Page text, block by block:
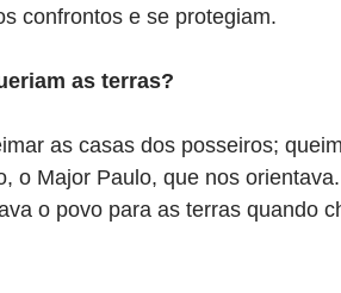
confrontos e se protegiam.
as terras?
as casas dos posseiros;
o Major Paulo, que nos
o povo para as terras quando